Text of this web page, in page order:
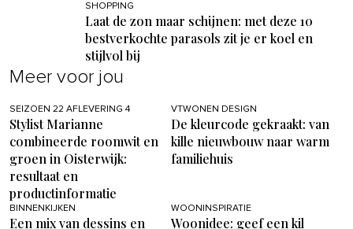
SHOPPING
Laat de zon maar schijnen: met deze 10
bestverkochte parasols zit je er koel en
stijlvol bij
Meer voor jou
SEIZOEN 22 AFLEVERING 4
Stylist Marianne
combineerde roomwit en
groen in Oisterwijk:
resultaat en
productinformatie
VTWONEN DESIGN
De kleurcode gekraakt: van
kille nieuwbouw naar warm
familiehuis
BINNENKIJKEN
Een mix van dessins en
WOONINSPIRATIE
Woonidee: geef een kil